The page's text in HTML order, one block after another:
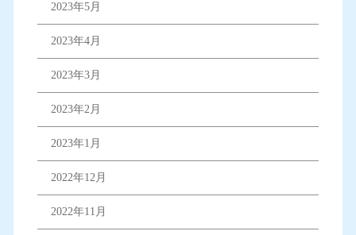
2023年5月
2023年4月
2023年3月
2023年2月
2023年1月
2022年12月
2022年11月